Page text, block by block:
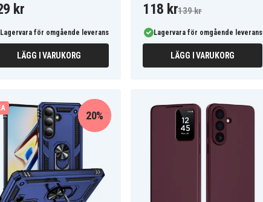
kr
Lagervara för omgående leverans
LÄGG I VARUKORG
118 kr139 kr
Lagervara för omgående leverans
LÄGG I VARUKORG
20%